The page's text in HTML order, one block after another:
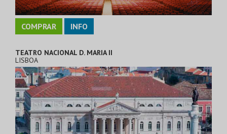
COMPRAR INFO
TEATRO NACIONAL D. MARIA II
LISBOA